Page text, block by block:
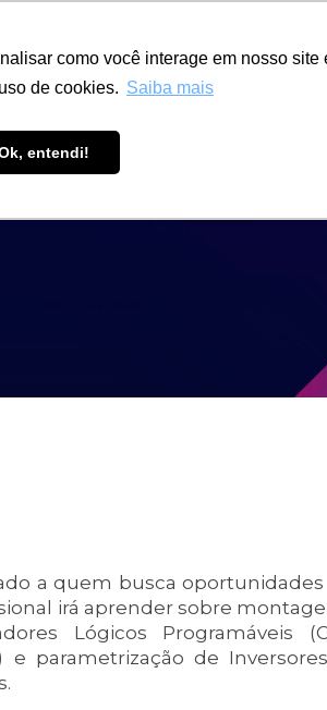
como você interage em nosso
de cookies. Saiba mais
entendi!
EXTENSÃO PESQUISA
a quem busca oportunidades
irá aprender sobre
Lógicos Programáveis
parametrização de